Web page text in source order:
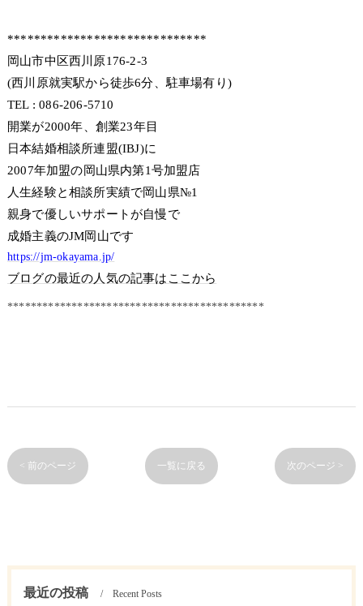
******************************
岡山市中区西川原176-2-3
(西川原就実駅から徒歩6分、駐車場有り)
TEL : 086-206-5710
開業が2000年、創業23年目
日本結婚相談所連盟(IBJ)に
2007年加盟の岡山県内第1号加盟店
人生経験と相談所実績で岡山県№1
親身で優しいサポートが自慢で
成婚主義のJM岡山です
https://jm-okayama.jp/
ブログの最近の人気の記事はここから
********************************************
< 前のページ 一覧に戻る 次のページ >
最近の投稿 Recent Posts